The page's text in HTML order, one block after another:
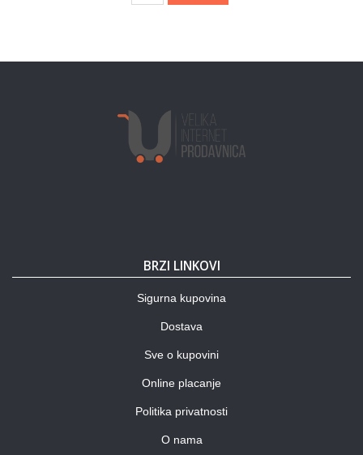
BRZI LINKOVI
Sigurna kupovina
Dostava
Sve o kupovini
Online placanje
Politika privatnosti
O nama